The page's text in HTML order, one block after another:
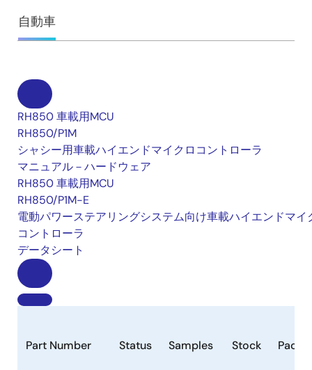
自動車
RH850 車載用MCU
RH850/P1M
シャシー用車載ハイエンドマイクロコントローラ
マニュアル－ハードウェア
RH850 車載用MCU
RH850/P1M-E
電動パワーステアリングシステム向け車載ハイエンドマイ
コントローラ
データシート
Part Number Status Samples Stock